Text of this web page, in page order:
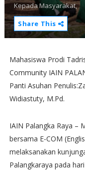
Kepada Masyarakat,
Share This
Mahasiswa Prodi
Community IAIN
Panti Asuhan
Widiastuty, M.Pd.
IAIN Palangka Raya –
bersama E-COM
melaksanakan
Palangkaraya pada